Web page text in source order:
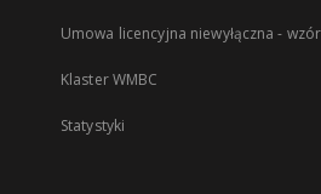
Umowa licencyjna niewyłączna - wzór
Klaster WMBC
Statystyki